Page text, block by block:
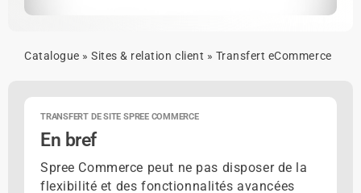
Catalogue »Sites & relation client » Transfert eCommerce
TRANSFERT DE SITE SPREE COMMERCE
En bref
Spree Commerce peut ne pas disposer de la
flexibilité et des fonctionnalités avancées